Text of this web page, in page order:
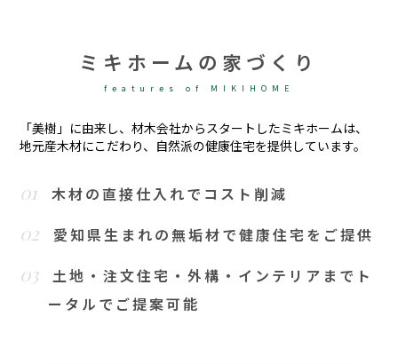
ミキホームの家づくり
features of MIKIHOME
「美樹」に由来し、材木会社からスタートしたミキホームは、
地元産木材にこだわり、自然派の健康住宅を提供しています。
01 木材の直接仕入れでコスト削減
02 愛知県生まれの無垢材で健康住宅をご提供
03
土地・注文住宅・外構・インテリアまでト
ータルでご提案可能